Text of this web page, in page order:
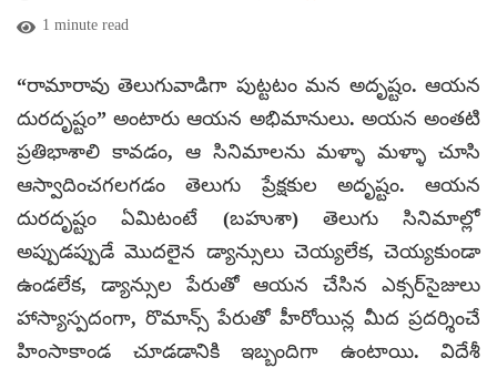
1 minute read
“రామారావు తెలుగువాడిగా పుట్టటం మన అదృష్టం. ఆయన
దురదృష్టం” అంటారు ఆయన అభిమానులు. అయన అంతటి
ప్రతిభాశాలి కావడం, ఆ సినిమాలను మళ్ళా మళ్ళా చూసి
ఆస్వాదించగలగడం తెలుగు ప్రేక్షకుల అదృష్టం. ఆయన
దురదృష్టం ఏమిటంటే (బహుశా) తెలుగు సినిమాల్లో
అప్పుడప్పుడే మొదలైన డ్యాన్సులు చెయ్యలేక, చెయ్యకుండా
ఉండలేక, డ్యాన్సుల పేరుతో ఆయన చేసిన ఎక్సర్‌సైజులు
హాస్యాస్పదంగా, రొమాన్స్ పేరుతో హీరోయిన్ల మీద ప్రదర్శించే
హింసాకాండ చూడడానికి ఇబ్బందిగా ఉంటాయి. విదేశీ